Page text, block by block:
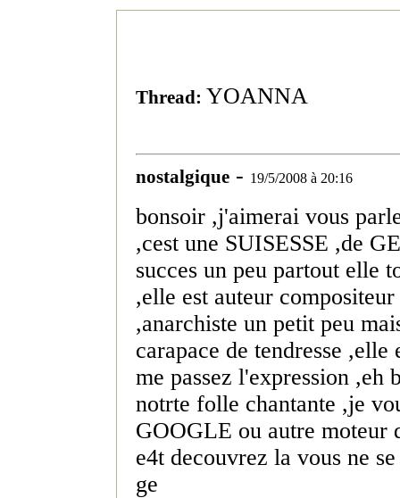
Thread: YOANNA
nostalgique- 19/5/2008 à 20:16
bonsoir ,j'aimerai vous
,cest une SUISESSE ,de
succes un peu partout elle
,elle est auteur
,anarchiste un petit peu
carapace de tendresse
me passez l'expression ,eh
notrte folle chantante ,je
GOOGLE ou autre moteur
e4t decouvrez la vous ne
ge